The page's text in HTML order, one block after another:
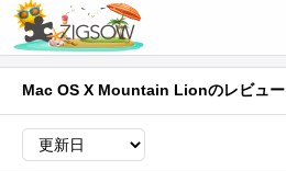
Mac OS X Mountain Lionのレビュー